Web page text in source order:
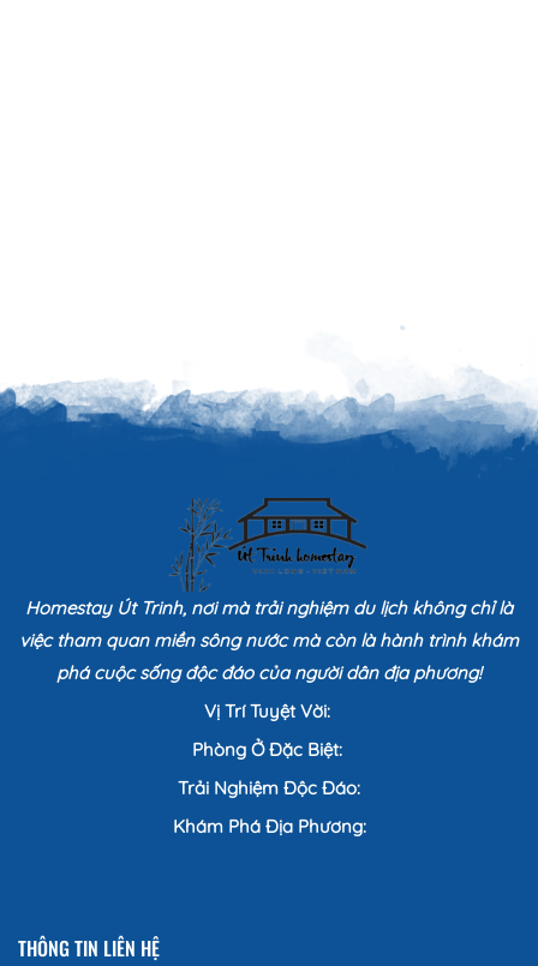
Homestay Út Trinh, nơi mà trải nghiệm du lịch không chỉ là
việc tham quan miền sông nước mà còn là hành trình khám
phá cuộc sống độc đáo của người dân địa phương!
Vị Trí Tuyệt Vời:
Phòng Ở Đặc Biệt:
Trải Nghiệm Độc Đáo:
Khám Phá Địa Phương:
THÔNG TIN LIÊN HỆ